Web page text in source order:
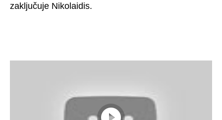
zaključuje Nikolaidis.